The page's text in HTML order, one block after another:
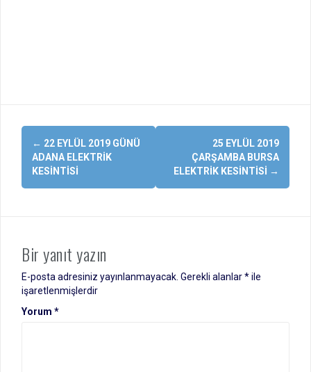
Yazı
dolaşımı
← 22 EYLÜL 2019 GÜNÜ
ADANA ELEKTRIK
KESINTISI
25 EYLÜL 2019
ÇARŞAMBA BURSA
ELEKTRIK KESINTISI →
Bir yanıt yazın
E-posta adresiniz yayınlanmayacak. Gerekli alanlar*ile
işaretlenmişlerdir
Yorum *